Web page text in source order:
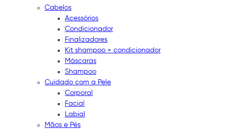
Cabelos
Acessórios
Condicionador
Finalizadores
Kit shampoo + condicionador
Máscaras
Shampoo
Cuidado com a Pele
Corporal
Facial
Labial
Mãos e Pés